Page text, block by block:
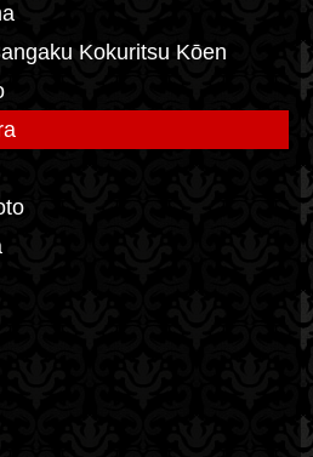
Kokuritsu Kōen